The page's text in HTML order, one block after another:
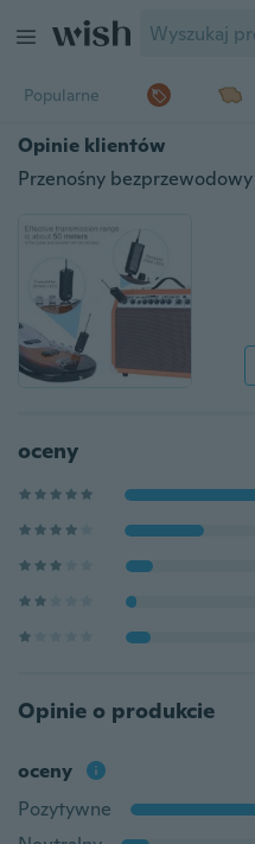
Popularne
Opinie klientów
oceny
Opinie o produkcie
oceny
Pozytywne